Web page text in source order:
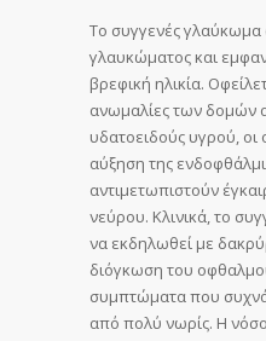
Το συγγενές
γλαυκώματος και
βρεφική ηλικία.
ανωμαλίες των δομών
υδατοειδούς υγρού, οι
αύξηση της
αντιμετωπιστούν
νεύρου. Κλινικά, το
να εκδηλωθεί με
διόγκωση του
συμπτώματα που
από πολύ νωρίς. Η